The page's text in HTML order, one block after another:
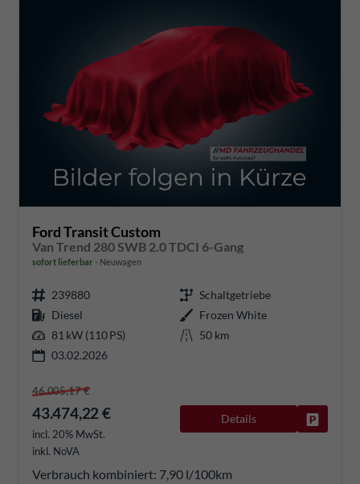
Ford Transit Custom
Van Trend 280 SWB 2.0 TDCI 6-Gang
sofort lieferbar Neuwagen
239880
Schaltgetriebe
Diesel
Frozen White
81 kW (110 PS)
50 km
03.02.2026
46.005,17 €
43.474,22 €
incl. 20% MwSt.
inkl. NoVA
Details
Verbrauch kombiniert: 7,90 l/100km